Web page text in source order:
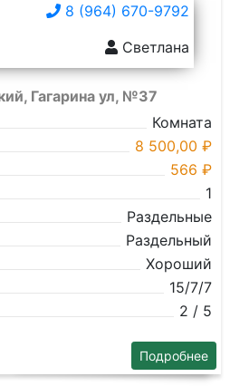
8 (964) 670-9792
Светлана
Гагарина ул, №37
Комната
8 500,00 ₽
566 ₽
1
Раздельные
Раздельный
Хороший
15/7/7
2 / 5
Подробнее